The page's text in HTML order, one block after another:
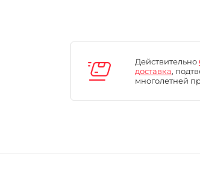
Действительно
доставка,
многолетней